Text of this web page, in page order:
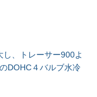
、トレーサー900よ
DOHC４バルブ水冷